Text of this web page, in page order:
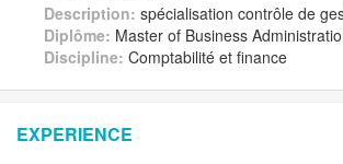
Description: spécialisation contrôle de
Diplôme: Master of Business
Discipline: Comptabilité et finance
EXPERIENCE